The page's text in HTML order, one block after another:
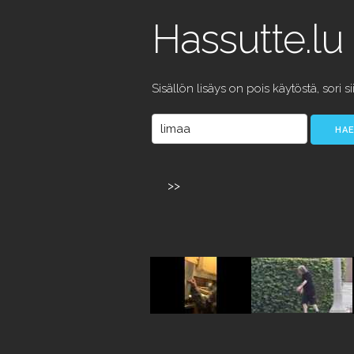
Hassutte.lu
Sisällön lisäys on pois käytöstä, sori
>>